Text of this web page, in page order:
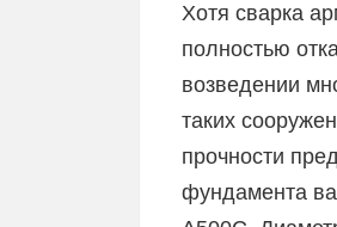
Хотя сварка
полностью
возведении
таких
прочности
фундамента